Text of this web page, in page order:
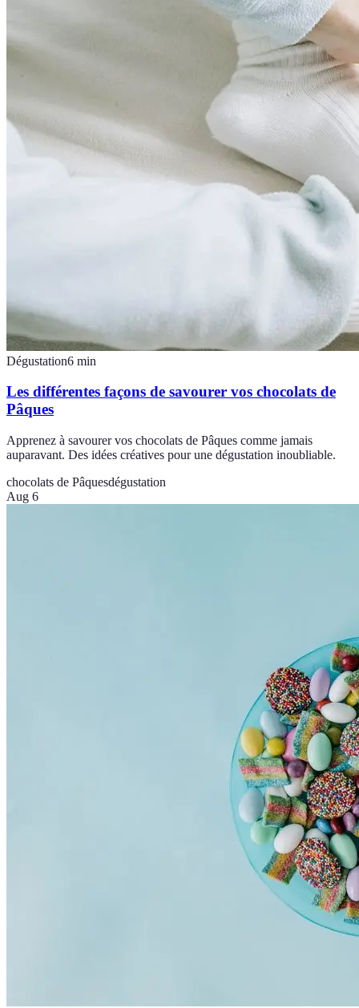
Dégustation6 min
Les différentes façons de savourer vos chocolats de
Pâques
Apprenez à savourer vos chocolats de Pâques comme jamais
auparavant. Des idées créatives pour une dégustation inoubliable.
chocolats de Pâquesdégustation
Aug 6